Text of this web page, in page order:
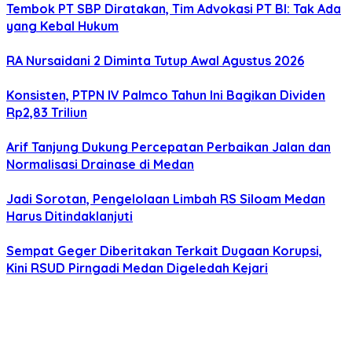
Tembok PT SBP Diratakan, Tim Advokasi PT BI: Tak Ada
yang Kebal Hukum
RA Nursaidani 2 Diminta Tutup Awal Agustus 2026
Konsisten, PTPN IV Palmco Tahun Ini Bagikan Dividen
Rp2,83 Triliun
Arif Tanjung Dukung Percepatan Perbaikan Jalan dan
Normalisasi Drainase di Medan
Jadi Sorotan, Pengelolaan Limbah RS Siloam Medan
Harus Ditindaklanjuti
Sempat Geger Diberitakan Terkait Dugaan Korupsi,
Kini RSUD Pirngadi Medan Digeledah Kejari